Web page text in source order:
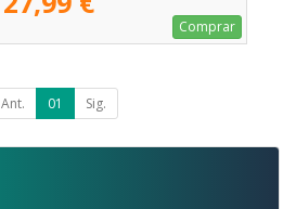
Comprar
Ant. 01 Sig.